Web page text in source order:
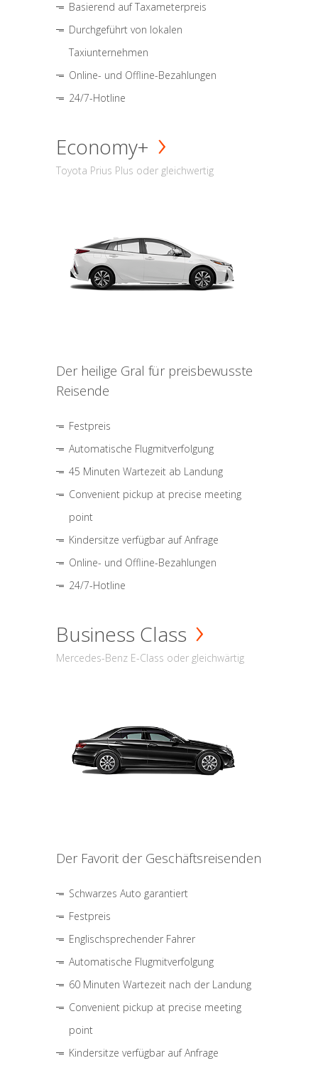
Basierend auf Taxameterpreis
Durchgeführt von lokalen
Taxiunternehmen
Online- und Offline-Bezahlungen
24/7-Hotline
Economy+
Toyota Prius Plus oder gleichwertig
Der heilige Gral für preisbewusste
Reisende
Festpreis
Automatische Flugmitverfolgung
45 Minuten Wartezeit ab Landung
Convenient pickup at precise meeting
point
Kindersitze verfügbar auf Anfrage
Online- und Offline-Bezahlungen
24/7-Hotline
Business Class
Mercedes-Benz E-Class oder gleichwärtig
Der Favorit der Geschäftsreisenden
Schwarzes Auto garantiert
Festpreis
Englischsprechender Fahrer
Automatische Flugmitverfolgung
60 Minuten Wartezeit nach der Landung
Convenient pickup at precise meeting
point
Kindersitze verfügbar auf Anfrage